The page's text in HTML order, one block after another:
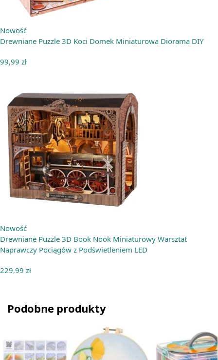
Nowość
Drewniane Puzzle 3D Koci Domek Miniaturowa Diorama DIY
99,99 zł
Nowość
Drewniane Puzzle 3D Book Nook Miniaturowy Warsztat
Naprawczy Pociągów z Podświetleniem LED
229,99 zł
Podobne produkty